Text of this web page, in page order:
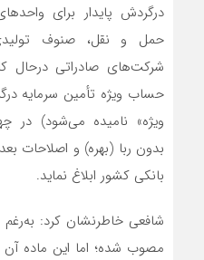
درگردش پایدار برای
حمل و نقل، صنوف
شرکت‌های صادراتی درحال
حساب ویژه تأمین سرمایه
ویژه» نامیده می‌شود) در
بدون ربا (بهره) و اصلاحات
بانکی کشور ابلاغ نماید.
شافعی خاطرنشان کرد:
مصوب شده؛ اما این ماده